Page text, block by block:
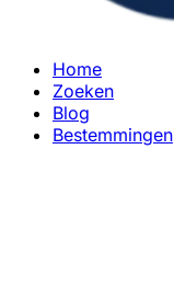
Home
Zoeken
Blog
Bestemmingen